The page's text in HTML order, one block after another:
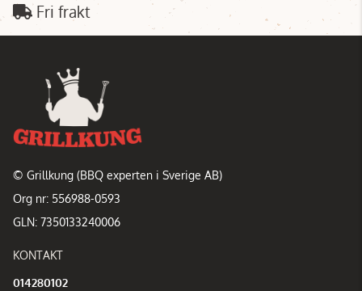
Fri frakt
© Grillkung (BBQ experten i Sverige AB)
Org nr: 556988-0593
GLN: 7350133240006
KONTAKT
014280102